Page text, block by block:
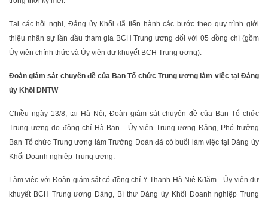
Tại các hội nghị, Đảng ủy Khối đã tiến hành các bước theo quy trình giới
thiệu nhân sự lần đầu tham gia BCH Trung ương đối với 05 đồng chí (gồm
Ủy viên chính thức và Ủy viên dự khuyết BCH Trung ương).
Đoàn giám sát chuyên đề của Ban Tổ chức Trung ương làm việc tại Đảng
ủy Khối DNTW
Chiều ngày 13/8, tại Hà Nội, Đoàn giám sát chuyên đề của Ban Tổ chức
Trung ương do đồng chí Hà Ban - Ủy viên Trung ương Đảng, Phó trưởng
Ban Tổ chức Trung ương làm Trưởng Đoàn đã có buổi làm việc tại Đảng ủy
Khối Doanh nghiệp Trung ương.
Làm việc với Đoàn giám sát có đồng chí Y Thanh Hà Niê Kđăm - Ủy viên dự
khuyết BCH Trung ương Đảng, Bí thư Đảng ủy Khối Doanh nghiệp Trung